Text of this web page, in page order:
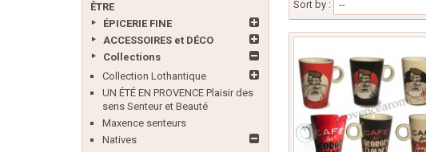
ÊTRE
ÉPICERIE FINE
ACCESSOIRES et DÉCO
Collections
Collection Lothantique
UN ÉTÉ EN PROVENCE Plaisir des
sens Senteur et Beauté
Maxence senteurs
Natives
Sort by : --